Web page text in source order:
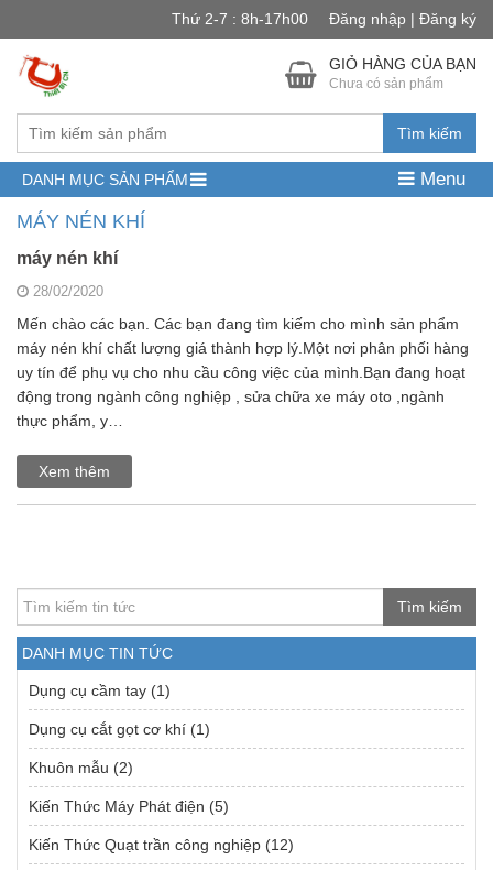
Thứ 2-7 : 8h-17h00 Đăng nhập | Đăng ký
Tìm kiếm
GIỎ HÀNG CỦA BẠN
Chưa có sản phẩm
DANH MỤC SẢN PHẨM Menu
MÁY NÉN KHÍ
máy nén khí
28/02/2020
Mến chào các bạn. Các bạn đang tìm kiếm cho mình sản phẩm
máy nén khí chất lượng giá thành hợp lý.Một nơi phân phối hàng
uy tín để phụ vụ cho nhu cầu công việc của mình.Bạn đang hoạt
động trong ngành công nghiệp , sửa chữa xe máy oto ,ngành
thực phẩm, y…
Xem thêm
Tìm kiếm
DANH MỤC TIN TỨC
Dụng cụ cầm tay (1)
Dụng cụ cắt gọt cơ khí (1)
Khuôn mẫu (2)
Kiến Thức Máy Phát điện (5)
Kiến Thức Quạt trần công nghiệp (12)